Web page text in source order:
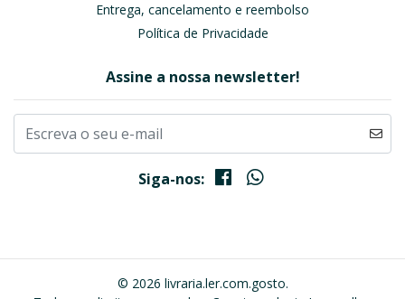
Entrega, cancelamento e reembolso
Política de Privacidade
Assine a nossa newsletter!
Siga-nos:
© 2026 livraria.ler.com.gosto.